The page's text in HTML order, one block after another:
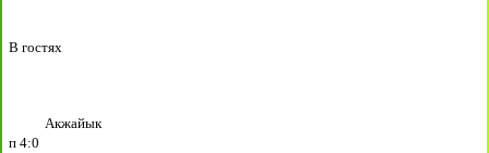
В гостях
Акжайык
п 4:0